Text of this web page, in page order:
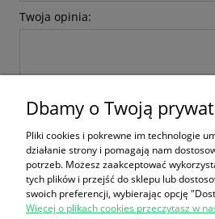
Twoja opinia:
Dbamy o Twoją
Pliki cookies i pokrewne im technologie
działanie strony i pomagają nam
potrzeb. Możesz zaakceptować
tych plików i przejść do sklepu lub
swoich preferencji, wybierając opcję
Więcej o plikach cookies przeczytasz w